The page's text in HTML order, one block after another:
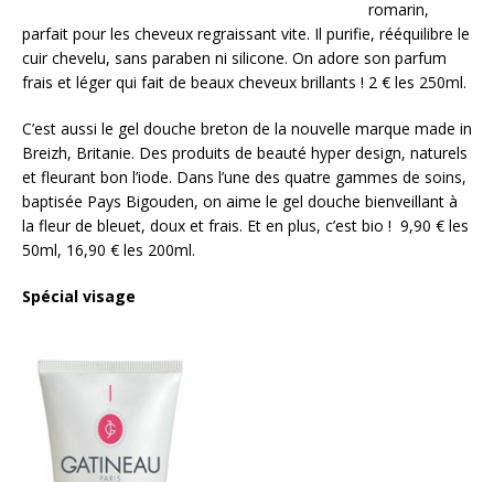
romarin,
parfait pour les cheveux regraissant vite. Il purifie, rééquilibre le
cuir chevelu, sans paraben ni silicone. On adore son parfum
frais et léger qui fait de beaux cheveux brillants ! 2 € les 250ml.
C’est aussi le gel douche breton de la nouvelle marque made in
Breizh, Britanie. Des produits de beauté hyper design, naturels
et fleurant bon l’iode. Dans l’une des quatre gammes de soins,
baptisée Pays Bigouden, on aime le gel douche bienveillant à
la fleur de bleuet, doux et frais. Et en plus, c’est bio ! 9,90 € les
50ml, 16,90 € les 200ml.
Spécial visage